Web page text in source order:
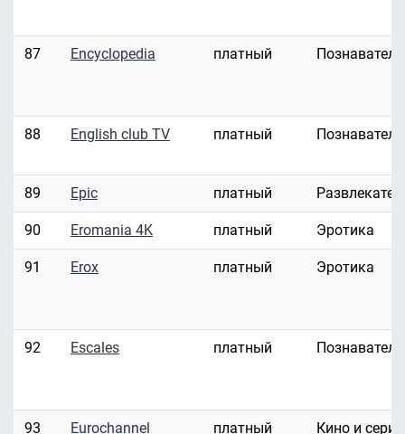
87 Encyclopedia платный
88 English club TV платный
89 Epic платный
90 Eromania 4K платный Эротика
91 Erox платный Эротика
92 Escales платный
93 Eurochannel платный Кино и